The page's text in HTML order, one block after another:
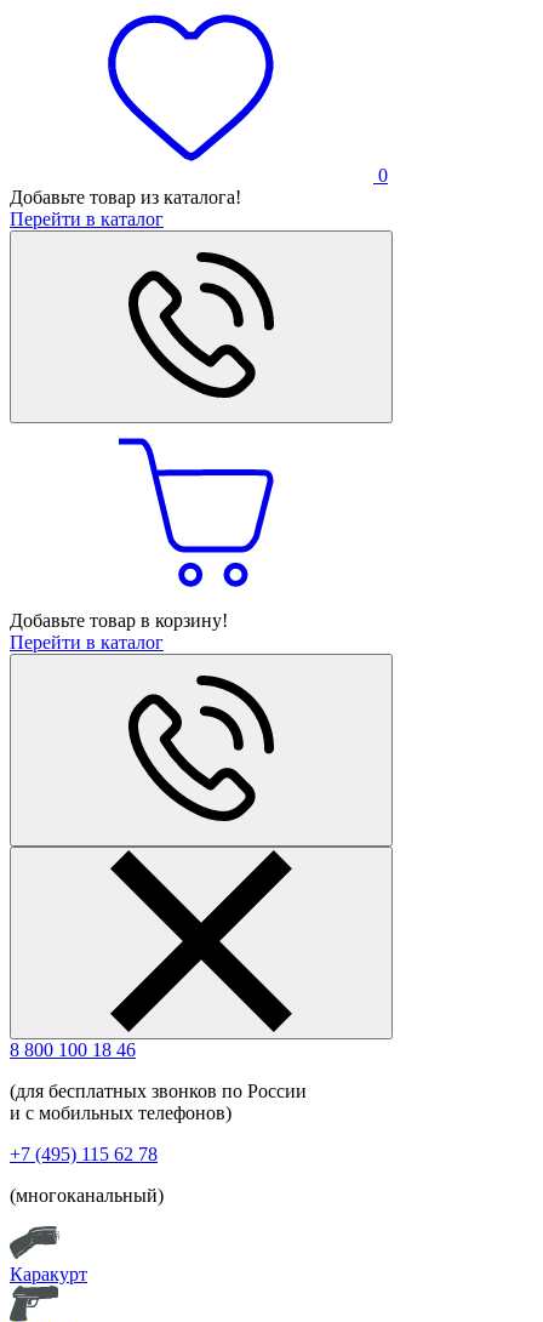
0
Добавьте товар из каталога!
Перейти в каталог
Добавьте товар в корзину!
Перейти в каталог
8 800 100 18 46
(для бесплатных звонков по России
и с мобильных телефонов)
+7 (495) 115 62 78
(многоканальный)
Каракурт